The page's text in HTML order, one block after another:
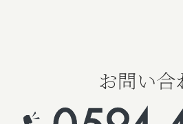
お問い合